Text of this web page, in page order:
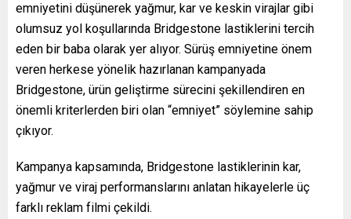
emniyetini düşünerek yağmur, kar ve keskin virajlar gibi
olumsuz yol koşullarında Bridgestone lastiklerini tercih
eden bir baba olarak yer alıyor. Sürüş emniyetine önem
veren herkese yönelik hazırlanan kampanyada
Bridgestone, ürün geliştirme sürecini şekillendiren en
önemli kriterlerden biri olan “emniyet” söylemine sahip
çıkıyor.
Kampanya kapsamında, Bridgestone lastiklerinin kar,
yağmur ve viraj performanslarını anlatan hikayelerle üç
farklı reklam filmi çekildi.